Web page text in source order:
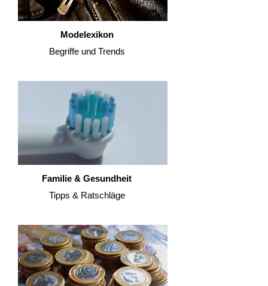
Modelexikon
Begriffe und Trends
Familie & Gesundheit
Tipps & Ratschläge